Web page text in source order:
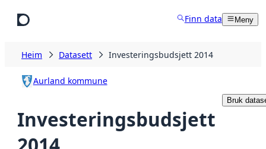
Finn data Meny
Heim Datasett Investeringsbudsjett 2014
Aurland kommune
Investeringsbudsjett
Bruk